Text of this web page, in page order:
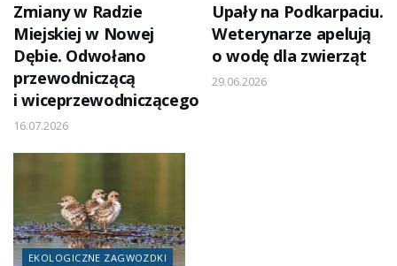
Zmiany w Radzie
Miejskiej w Nowej
Dębie. Odwołano
przewodniczącą
i wiceprzewodniczącego
16.07.2026
Upały na Podkarpaciu.
Weterynarze apelują
o wodę dla zwierząt
29.06.2026
EKOLOGICZNE ZAGWOZDKI